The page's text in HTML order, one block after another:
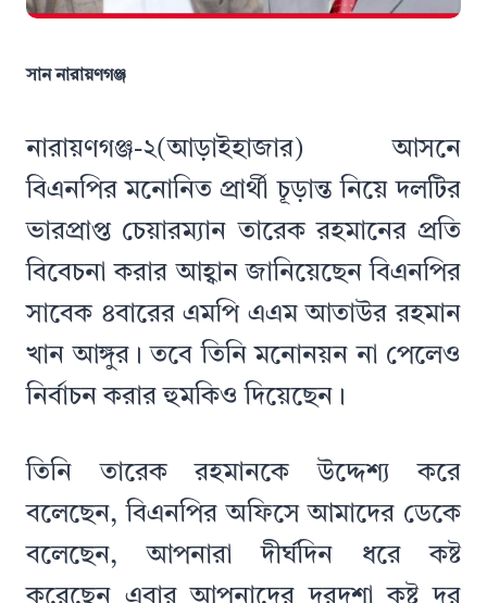
সান নারায়ণগঞ্জ
নারায়ণগঞ্জ-২(আড়াইহাজার) আসনে
বিএনপির মনোনিত প্রার্থী চূড়ান্ত নিয়ে দলটির
ভারপ্রাপ্ত চেয়ারম্যান তারেক রহমানের প্রতি
বিবেচনা করার আহ্বান জানিয়েছেন বিএনপির
সাবেক ৪বারের এমপি এএম আতাউর রহমান
খান আঙ্গুর। তবে তিনি মনোনয়ন না পেলেও
নির্বাচন করার হুমকিও দিয়েছেন।
তিনি তারেক রহমানকে উদ্দেশ্য করে
বলেছেন, বিএনপির অফিসে আমাদের ডেকে
বলেছেন, আপনারা দীর্ঘদিন ধরে কষ্ট